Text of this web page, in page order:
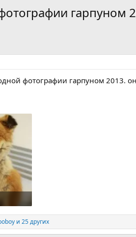
гарпуном
фотографии гарпуном 2013.
и 25 других